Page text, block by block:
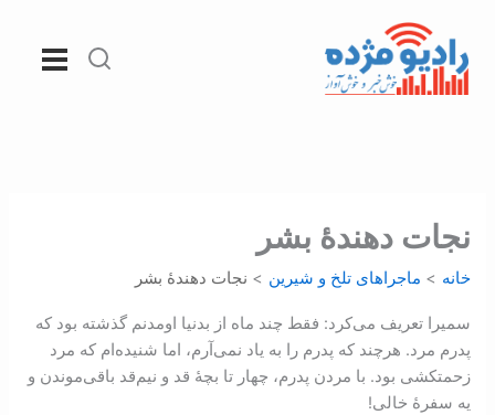
محتوا
نجات دهندۀ بشر
خانه ماجراهای تلخ و شیرین نجات دهندۀ بشر
سميرا تعريف می‌‌‌‌کرد‌‌‌‌: ‌فقط چند ماه از بدنيا اومدنم گذشته بود كه
پدرم مرد‌‌. هر‌چند که پدرم را به ياد نمی‌‌‌‌‌‌آرم‌‌‌، اما شنيده‌‌‌‌ام که مرد
زحمتكشی بود‌. ‌با مردن پدرم‌‌‌، چهار تا بچۀ قد و نيم‌‌‌قد باقی‌موندن و
يه سفرۀ خالی!